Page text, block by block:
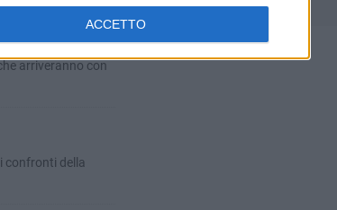
ACCETTO
i parcheggi»
arriveranno con
confronti della